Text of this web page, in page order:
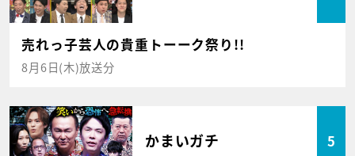
売れっ子芸人の貴重トーーク祭り!!
8月6日(木)放送分
かまいガチ 5